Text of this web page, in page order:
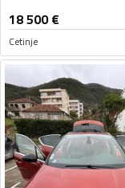
18 500€
Cetinje